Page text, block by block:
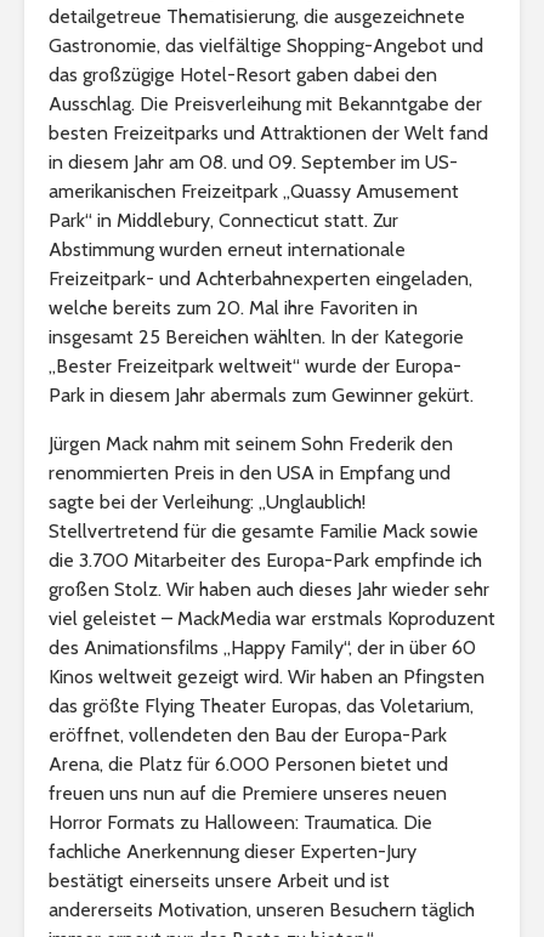
detailgetreue Thematisierung, die ausgezeichnete
Gastronomie, das vielfältige Shopping-Angebot und
das großzügige Hotel-Resort gaben dabei den
Ausschlag. Die Preisverleihung mit Bekanntgabe der
besten Freizeitparks und Attraktionen der Welt fand
in diesem Jahr am 08. und 09. September im US-
amerikanischen Freizeitpark „Quassy Amusement
Park“ in Middlebury, Connecticut statt. Zur
Abstimmung wurden erneut internationale
Freizeitpark- und Achterbahnexperten eingeladen,
welche bereits zum 20. Mal ihre Favoriten in
insgesamt 25 Bereichen wählten. In der Kategorie
„Bester Freizeitpark weltweit“ wurde der Europa-
Park in diesem Jahr abermals zum Gewinner gekürt.
Jürgen Mack nahm mit seinem Sohn Frederik den
renommierten Preis in den USA in Empfang und
sagte bei der Verleihung: „Unglaublich!
Stellvertretend für die gesamte Familie Mack sowie
die 3.700 Mitarbeiter des Europa-Park empfinde ich
großen Stolz. Wir haben auch dieses Jahr wieder sehr
viel geleistet – MackMedia war erstmals Koproduzent
des Animationsfilms „Happy Family“, der in über 60
Kinos weltweit gezeigt wird. Wir haben an Pfingsten
das größte Flying Theater Europas, das Voletarium,
eröffnet, vollendeten den Bau der Europa-Park
Arena, die Platz für 6.000 Personen bietet und
freuen uns nun auf die Premiere unseres neuen
Horror Formats zu Halloween: Traumatica. Die
fachliche Anerkennung dieser Experten-Jury
bestätigt einerseits unsere Arbeit und ist
andererseits Motivation, unseren Besuchern täglich